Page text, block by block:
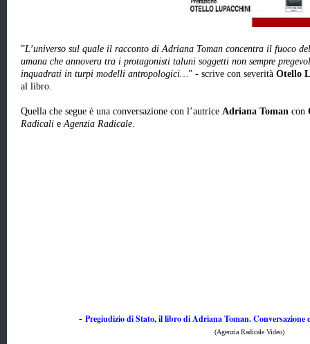
”L’universo sul quale il racconto di Adriana Toman concentra il fuoco
umana che annovera tra i protagonisti taluni soggetti non sempre
inquadrati in turpi modelli antropologici…” - scrive con severità Otello
al libro.
Quella che segue è una conversazione con l’autrice Adriana Toman con
Radicali eAgenzia Radicale.
- Pregiudizio di Stato, il libro di Adriana Toman. Conversazione
(Agenzia Radicale Video)